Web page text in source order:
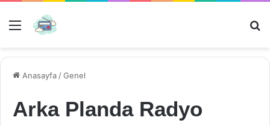
Menü
Anasayfa /Genel
Arka Planda Radyo